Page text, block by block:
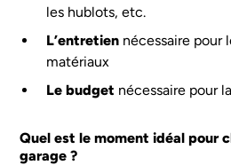
les hublots, etc.
L’entretiennécessaire pour
matériaux
Le budget nécessaire pour
Quel est le moment idéal pour
garage ?